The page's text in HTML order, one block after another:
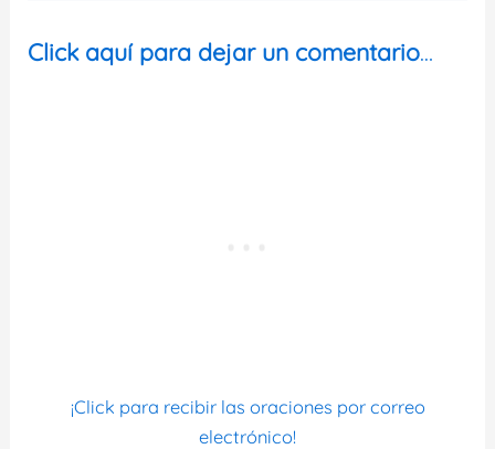
Click aquí para dejar un comentario…
¡Click para recibir las oraciones por correo
electrónico!